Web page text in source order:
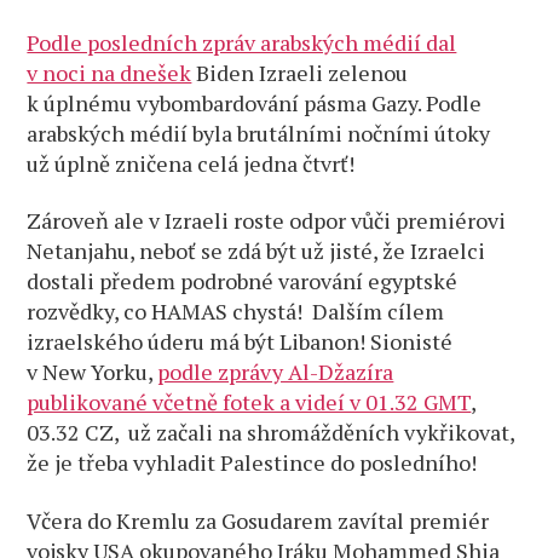
Podle posledních zpráv arabských médií dal
v noci na dnešekBiden Izraeli zelenou
k úplnému vybombardování pásma Gazy. Podle
arabských médií byla brutálními nočními útoky
už úplně zničena celá jedna čtvrť!
Zároveň ale v Izraeli roste odpor vůči premiérovi
Netanjahu, neboť se zdá být už jisté, že Izraelci
dostali předem podrobné varování egyptské
rozvědky, co HAMAS chystá! Dalším cílem
izraelského úderu má být Libanon! Sionisté
v New Yorku, podle zprávy Al-Džazíra
publikované včetně fotek a videí v 01.32 GMT,
03.32 CZ, už začali na shromážděních vykřikovat,
že je třeba vyhladit Palestince do posledního!
Včera do Kremlu za Gosudarem zavítal premiér
vojsky USA okupovaného Iráku Mohammed Shia